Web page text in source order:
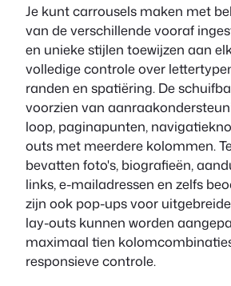
Je kunt carrousels maken met
van de verschillende vooraf
en unieke stijlen toewijzen aan
volledige controle over
randen en spatiëring. De
voorzien van
loop, paginapunten,
outs met meerdere kolommen.
bevatten foto's, biografieën,
links, e-mailadressen en zelfs
zijn ook pop-ups voor
lay-outs kunnen worden
maximaal tien
responsieve controle.